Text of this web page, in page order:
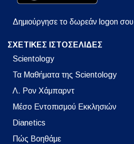
Δημιούργησε το δωρεάν logon σου
ΣΧΕΤΙΚΕΣ ΙΣΤΟΣΕΛΙΔΕΣ
Scientology
Τα Μαθήματα της Scientology
Λ. Ρον Χάμπαρντ
Μέσο Εντοπισμού Εκκλησιών
Dianetics
Πώς Βοηθάμε